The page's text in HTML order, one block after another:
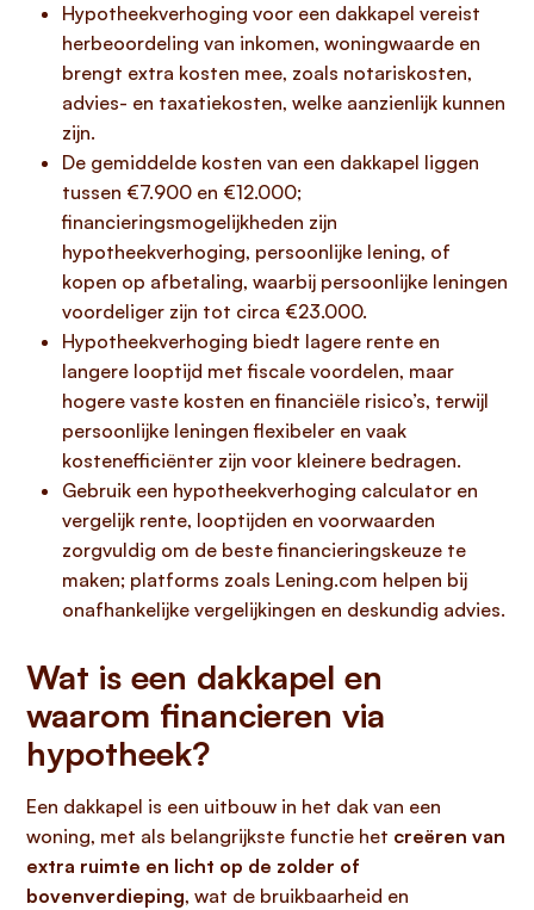
Hypotheekverhoging voor een dakkapel vereist
herbeoordeling van inkomen, woningwaarde en
brengt extra kosten mee, zoals notariskosten,
advies- en taxatiekosten, welke aanzienlijk kunnen
zijn.
De gemiddelde kosten van een dakkapel liggen
tussen €7.900 en €12.000;
financieringsmogelijkheden zijn
hypotheekverhoging, persoonlijke lening, of
kopen op afbetaling, waarbij persoonlijke leningen
voordeliger zijn tot circa €23.000.
Hypotheekverhoging biedt lagere rente en
langere looptijd met fiscale voordelen, maar
hogere vaste kosten en financiële risico’s, terwijl
persoonlijke leningen flexibeler en vaak
kostenefficiënter zijn voor kleinere bedragen.
Gebruik een hypotheekverhoging calculator en
vergelijk rente, looptijden en voorwaarden
zorgvuldig om de beste financieringskeuze te
maken; platforms zoals Lening.com helpen bij
onafhankelijke vergelijkingen en deskundig advies.
Wat is een dakkapel en
waarom financieren via
hypotheek?
Een dakkapel is een uitbouw in het dak van een
woning, met als belangrijkste functie het creëren van
extra ruimte en licht op de zolder of
bovenverdieping, wat de bruikbaarheid en